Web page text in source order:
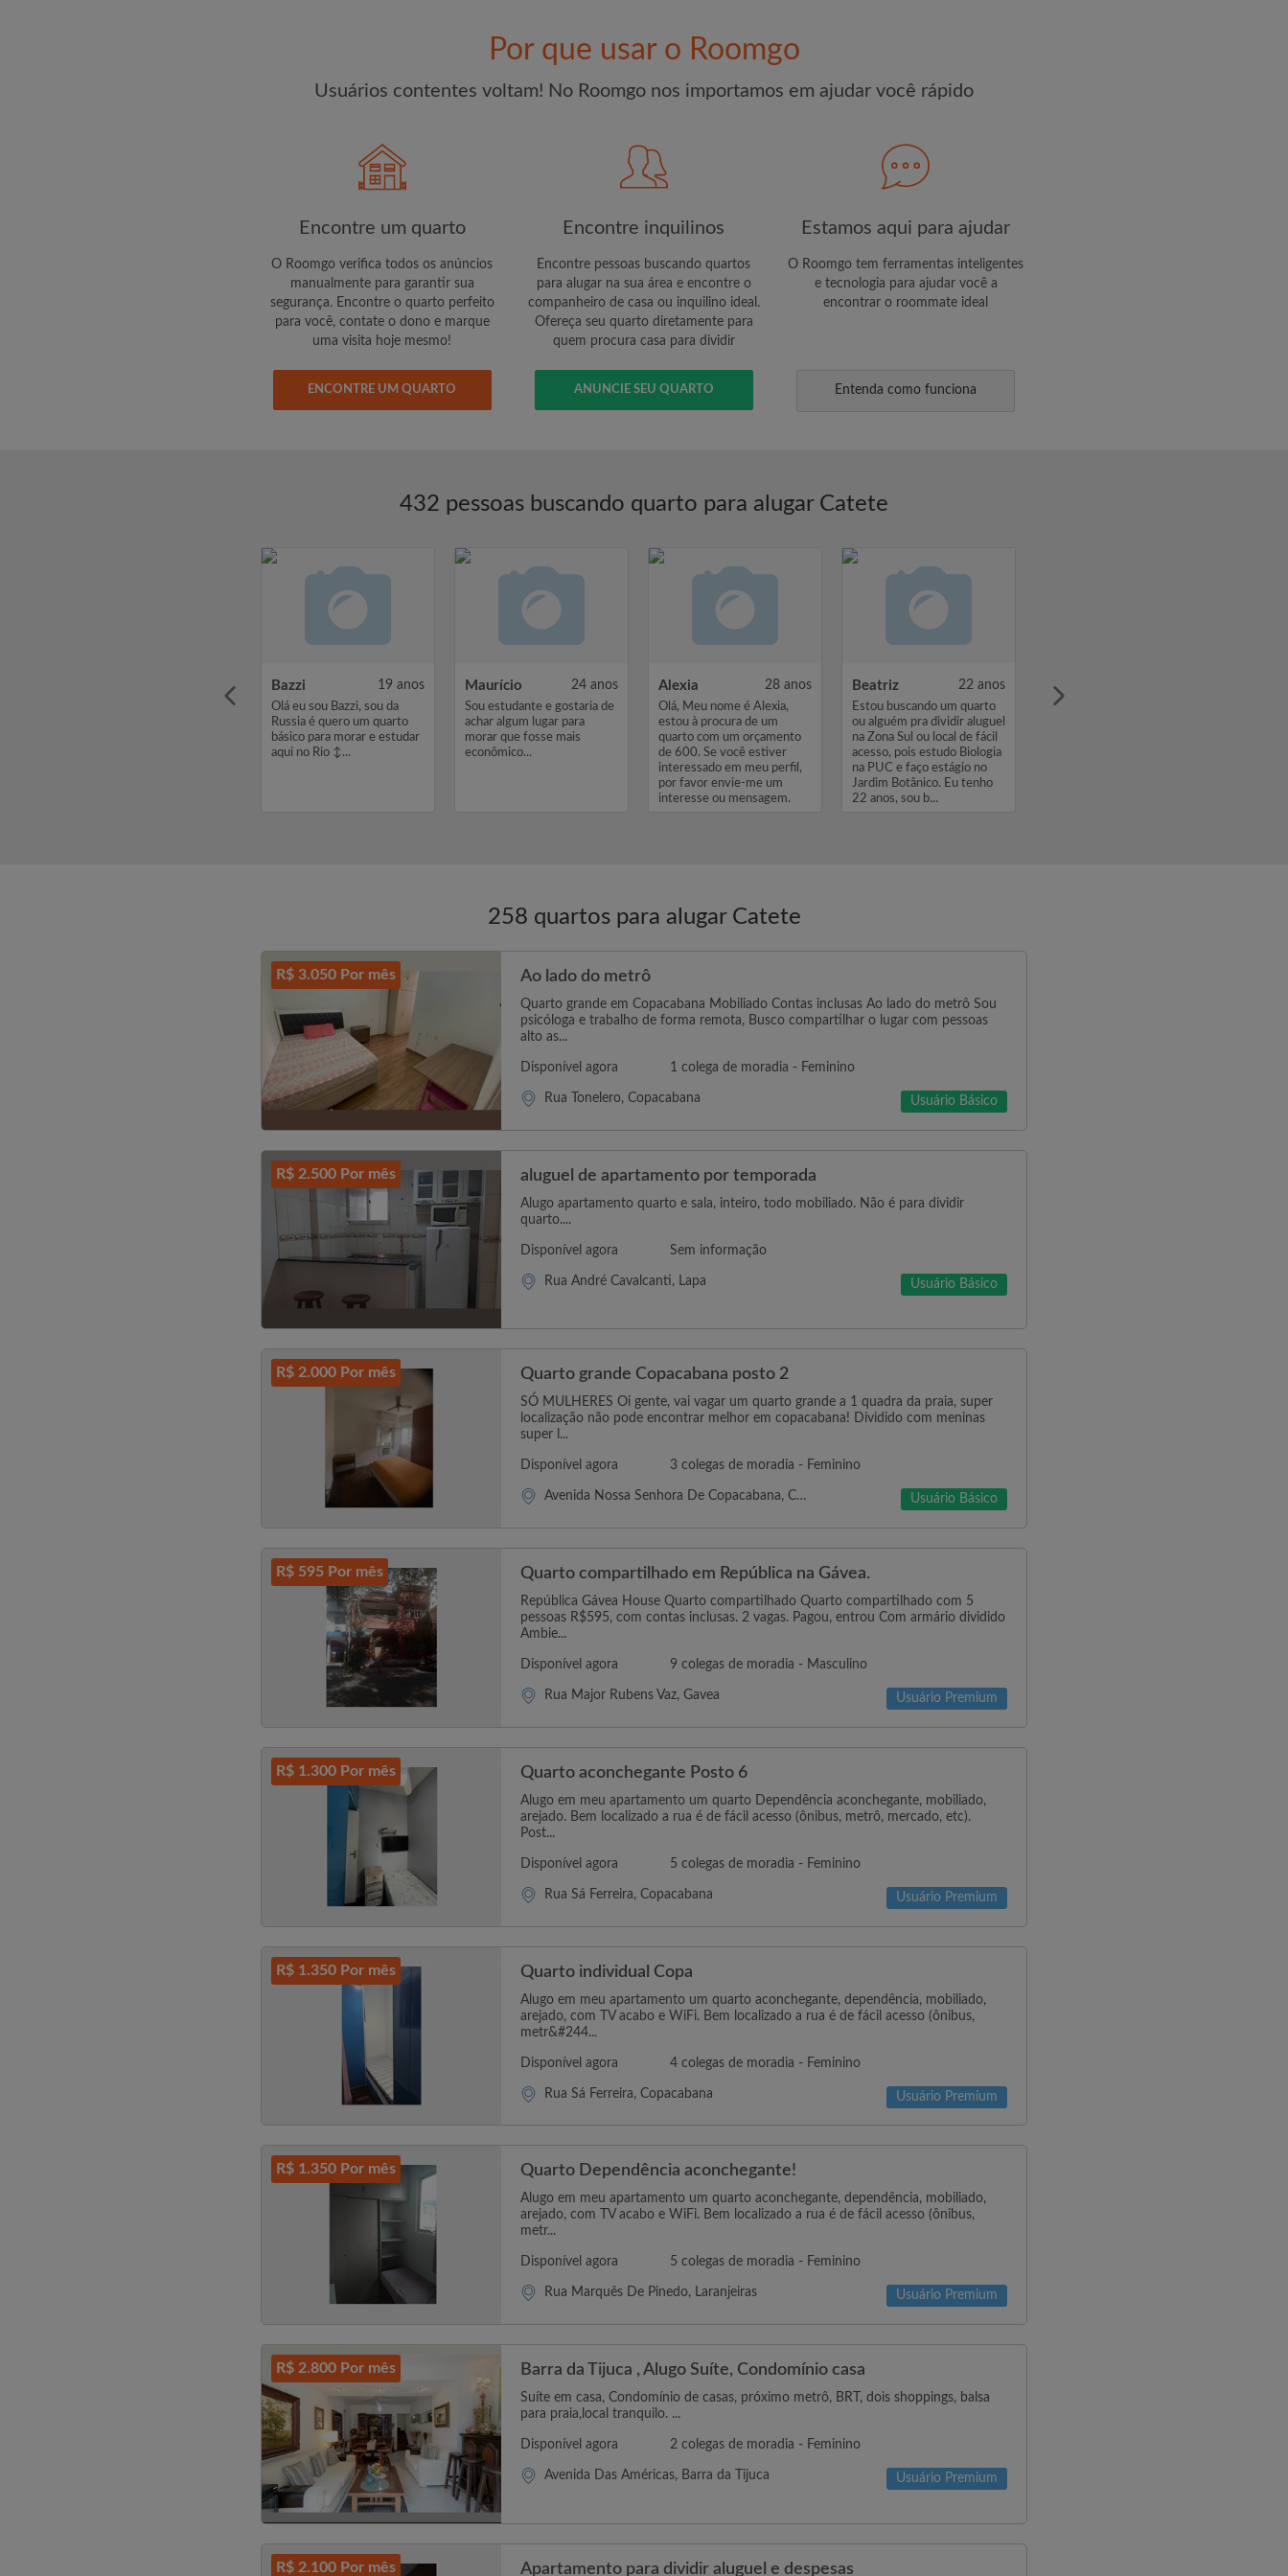
Gostaria de receber ofertas exclusivas e atualizações de
Por que usar o Roomgo
Usuários contentes voltam! No Roomgo nos importamos em ajudar você rápido
Encontre um quarto
O Roomgo verifica todos os anúncios
manualmente para garantir sua
segurança. Encontre o quarto perfeito
para você, contate o dono e marque
uma visita hoje mesmo!
ENCONTRE UM QUARTO
Encontre inquilinos
Encontre pessoas buscando quartos
para alugar na sua área e encontre o
companheiro de casa ou inquilino ideal.
Ofereça seu quarto diretamente para
quem procura casa para dividir
ANUNCIE SEU QUARTO
Estamos aqui para ajudar
O Roomgo tem ferramentas inteligentes
e tecnologia para ajudar você a
encontrar o roommate ideal
Entenda como funciona
432 pessoas buscando quarto para alugar Catete
Bazzi 19 anos
Olá eu sou Bazzi, sou da
Russia é quero um quarto
básico para morar e estudar
aqui no Rio ‍↕️...
Maurício 24 anos
Sou estudante e gostaria de
achar algum lugar para
morar que fosse mais
econômico...
Alexia 28 anos
Olá, Meu nome é Alexia,
estou à procura de um
quarto com um orçamento
de 600. Se você estiver
interessado em meu perfil,
por favor envie-me um
interesse ou mensagem.
Beatriz 22 anos
Estou buscando um quarto
ou alguém pra dividir aluguel
na Zona Sul ou local de fácil
acesso, pois estudo Biologia
na PUC e faço estágio no
Jardim Botânico. Eu tenho
22 anos, sou b...
258 quartos para alugar Catete
R$ 3.050 Por mês Ao lado do metrô
Quarto grande em Copacabana Mobiliado Contas inclusas Ao lado do metrô Sou
psicóloga e trabalho de forma remota, Busco compartilhar o lugar com pessoas
alto as...
Disponível agora 1 colega de moradia - Feminino
Rua Tonelero, Copacabana Usuário Básico
R$ 2.500 Por mês aluguel de apartamento por temporada
Alugo apartamento quarto e sala, inteiro, todo mobiliado. Não é para dividir
quarto....
Disponível agora Sem informação
Rua André Cavalcanti, Lapa Usuário Básico
R$ 2.000 Por mês Quarto grande Copacabana posto 2
SÓ MULHERES Oi gente, vai vagar um quarto grande a 1 quadra da praia, super
localização não pode encontrar melhor em copacabana! Dividido com meninas
super l...
Disponível agora 3 colegas de moradia - Feminino
Avenida Nossa Senhora De Copacabana, Copacabana Usuário Básico
R$ 595 Por mês Quarto compartilhado em República na Gávea.
República Gávea House Quarto compartilhado Quarto compartilhado com 5
pessoas R$595, com contas inclusas. 2 vagas. Pagou, entrou Com armário dividido
Ambie...
Disponível agora 9 colegas de moradia - Masculino
Rua Major Rubens Vaz, Gavea Usuário Premium
R$ 1.300 Por mês Quarto aconchegante Posto 6
Alugo em meu apartamento um quarto Dependência aconchegante, mobiliado,
arejado. Bem localizado a rua é de fácil acesso (ônibus, metrô, mercado, etc).
Post...
Disponível agora 5 colegas de moradia - Feminino
Rua Sá Ferreira, Copacabana Usuário Premium
R$ 1.350 Por mês Quarto individual Copa
Alugo em meu apartamento um quarto aconchegante, dependência, mobiliado,
arejado, com TV acabo e WiFi. Bem localizado a rua é de fácil acesso (ônibus,
metr&#244...
Disponível agora 4 colegas de moradia - Feminino
Rua Sá Ferreira, Copacabana Usuário Premium
R$ 1.350 Por mês Quarto Dependência aconchegante!
Alugo em meu apartamento um quarto aconchegante, dependência, mobiliado,
arejado, com TV acabo e WiFi. Bem localizado a rua é de fácil acesso (ônibus,
metr...
Disponível agora 5 colegas de moradia - Feminino
Rua Marquês De Pinedo, Laranjeiras Usuário Premium
R$ 2.800 Por mês Barra da Tijuca , Alugo Suíte, Condomínio casa
Suíte em casa, Condomínio de casas, próximo metrô, BRT, dois shoppings, balsa
para praia,local tranquilo. ...
Disponível agora 2 colegas de moradia - Feminino
Avenida Das Américas, Barra da Tijuca Usuário Premium
R$ 2.100 Por mês Apartamento para dividir aluguel e despesas